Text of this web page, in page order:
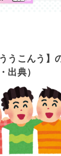
うこんう】
出典）